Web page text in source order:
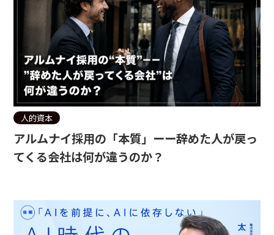
人的資本
アルムナイ採用の「本質」ーー辞めた人が戻っ
てくる会社は何が違うのか？